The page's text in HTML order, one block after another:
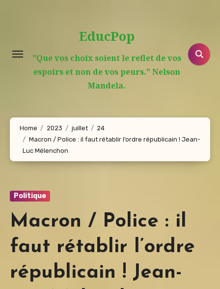
EducPop
"Que vos choix soient le reflet de vos
espoirs et non de vos peurs." Nelson
Mandela.
Home 2023 juillet
24
Macron / Police : il faut rétablir l’ordre républicain ! Jean-
Luc Mélenchon
Politique
Macron / Police : il
faut rétablir l’ordre
républicain ! Jean-